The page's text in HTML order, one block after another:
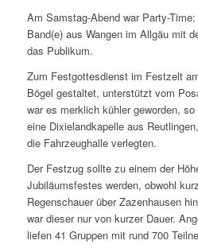
Am Samstag-Abend war Party-
Band(e) aus Wangen im Allgäu mit
das Publikum.
Zum Festgottesdienst im Festzelt
Bögel gestaltet, unterstützt vom
war es merklich kühler geworden,
eine Dixielandkapelle aus
die Fahrzeughalle verlegten.
Der Festzug sollte zu einem der
Jubiläumsfestes werden, obwohl
Regenschauer über Zazenhausen
war dieser nur von kurzer Dauer.
liefen 41 Gruppen mit rund 700